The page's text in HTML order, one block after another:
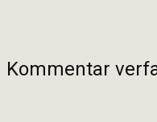
Kommentar